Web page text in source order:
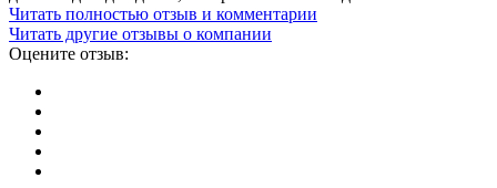
Читать полностью отзыв и комментарии
Читать другие отзывы о компании
Оцените отзыв: